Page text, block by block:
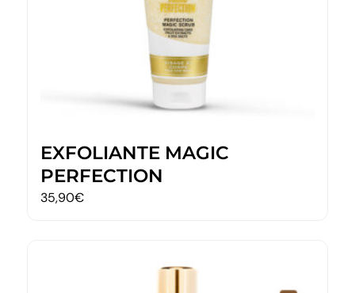
EXFOLIANTE MAGIC
PERFECTION
35,90€